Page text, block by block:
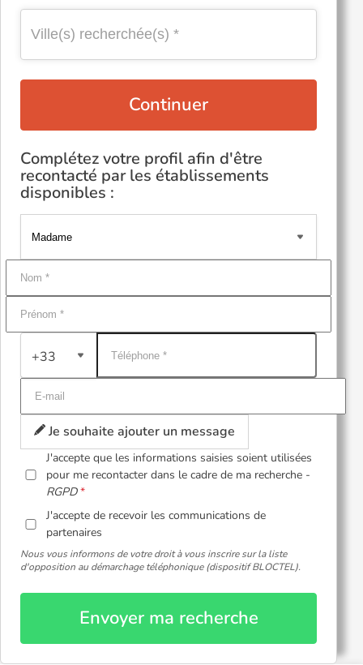
Continuer
Complétez votre profil afin d'être
recontacté par les établissements
disponibles :
+33
Je souhaite ajouter un message
J'accepte que les informations saisies soient utilisées
pour me recontacter dans le cadre de ma recherche -
RGPD
J'accepte de recevoir les communications de
partenaires
Nous vous informons de votre droit à vous inscrire sur la liste
d'opposition au démarchage téléphonique (dispositif BLOCTEL).
Envoyer ma recherche